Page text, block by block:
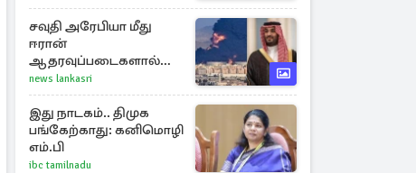
சவுதி அரேபியா மீது
ஈரான்
ஆதரவுப்படைகளால்
இருமுனைத் தாக்குதல்:
நெருக்கடியில் மத்திய
கிழக்கு
news lankasri
இது நாடகம்.. திமுக
பங்கேற்காது: கனிமொழி
எம்.பி
ibc tamilnadu